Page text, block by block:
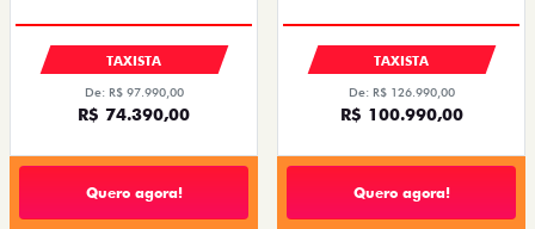
TAXISTA
De: R$ 97.990,00
R$ 74.390,00
Quero agora!
TAXISTA
De: R$ 126.990,00
R$ 100.990,00
Quero agora!